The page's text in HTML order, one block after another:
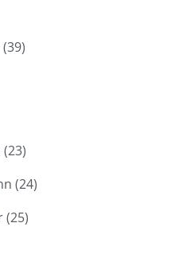
(24)
(25)